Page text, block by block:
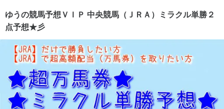
ゆうの競馬予想ＶＩＰ 中央競馬（ＪＲＡ）ミラクル単勝２
点予想★彡